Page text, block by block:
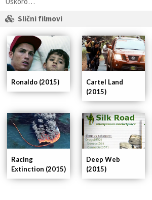
Slični filmovi
Deep Web
(2015)
Racing
Extinction (2015)
Cartel Land
(2015)
Ronaldo (2015)